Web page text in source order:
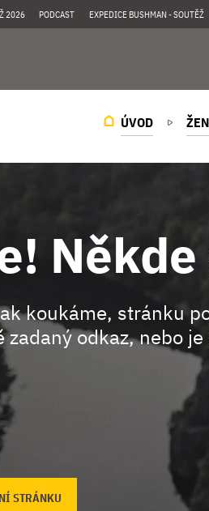
2026 PODCAST EXPEDICE BUSHMAN - SOUTĚŽ
ÚVOD
koukáme, stránku
zadaný odkaz, nebo
STRÁNKU